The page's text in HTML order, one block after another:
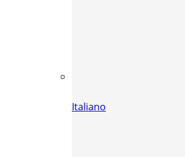
Italiano